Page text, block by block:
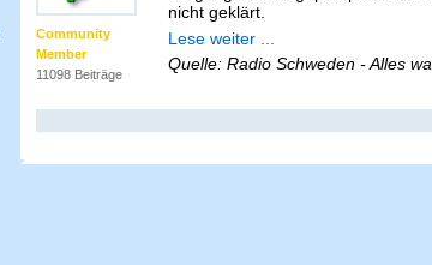
Community
Member
11098 Beiträge
nicht geklärt.
Lese weiter ...
Quelle: Radio Schweden - Alles